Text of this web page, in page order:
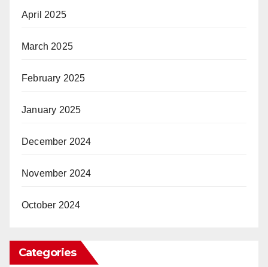
April 2025
March 2025
February 2025
January 2025
December 2024
November 2024
October 2024
Categories